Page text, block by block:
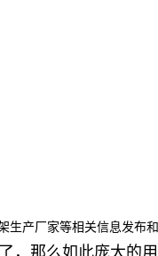
生产厂家等相关信息发布
那么如此庞大的